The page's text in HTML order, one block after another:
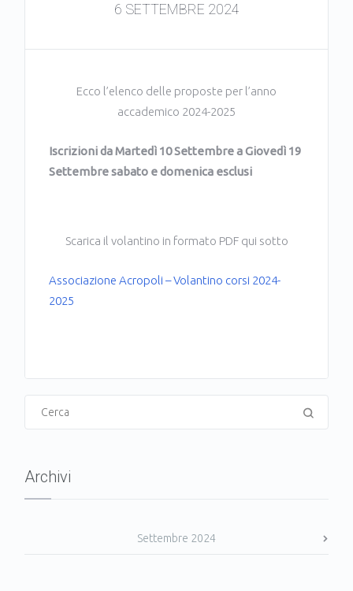
6 SETTEMBRE 2024
Ecco l’elenco delle proposte per l’anno
accademico 2024-2025
Iscrizioni da Martedì 10 Settembre a Giovedì 19
Settembre sabato e domenica esclusi
Scarica il volantino in formato PDF qui sotto
Associazione Acropoli – Volantino corsi 2024-
2025
Archivi
Settembre 2024